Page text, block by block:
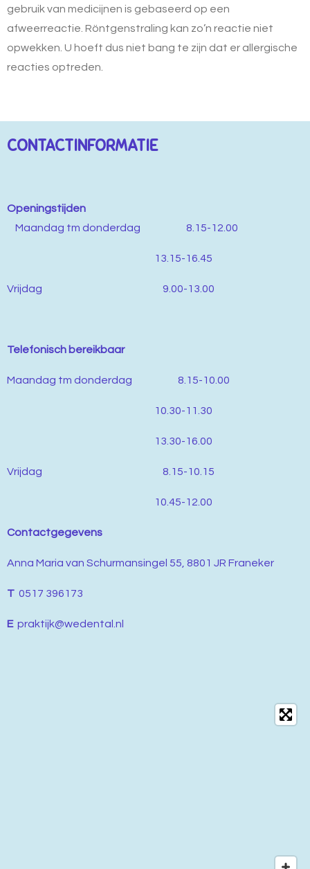
gebruik van medicijnen is gebaseerd op een
afweerreactie. Röntgenstraling kan zo’n reactie niet
opwekken. U hoeft dus niet bang te zijn dat er allergische
reacties optreden.
CONTACTINFORMATIE
Openingstijden
Maandag tm donderdag 8.15-12.00
13.15-16.45
Vrijdag 9.00-13.00
Telefonisch bereikbaar
Maandag tm donderdag 8.15-10.00
10.30-11.30
13.30-16.00
Vrijdag 8.15-10.15
10.45-12.00
Contactgegevens
Anna Maria van Schurmansingel 55, 8801 JR Franeker
T 0517 396173
Epraktijk@wedental.nl